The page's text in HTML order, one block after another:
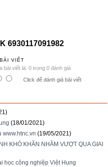
6930117091982
VIẾT
bài viết là: 0 trong 0 đánh giá
Click để đánh giá bài viết
(18/01/2021)
www.htnc.vn (19/05/2021)
KHÓ KHĂN NHẰM VƯỢT QUA GIAI
học công nghiệp Việt Hung